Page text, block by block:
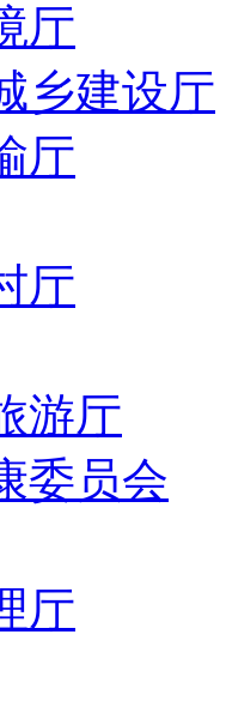
厅
乡建设厅
厅
厅
游厅
委员会
厅